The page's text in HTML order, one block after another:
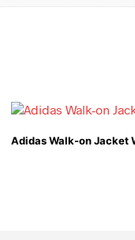
Adidas Walk-on Jacket